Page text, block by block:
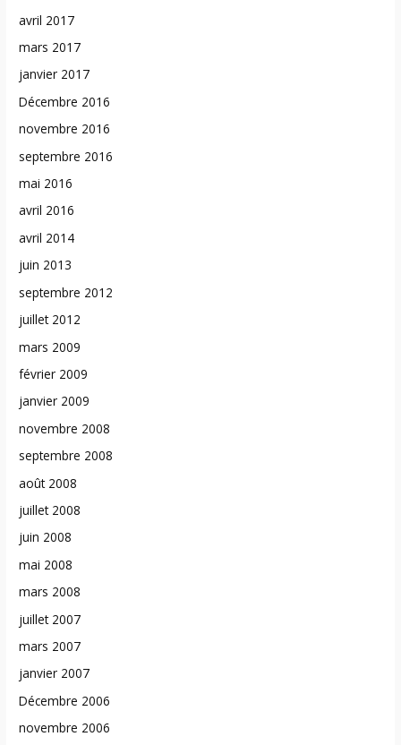
avril 2017
mars 2017
janvier 2017
Décembre 2016
novembre 2016
septembre 2016
mai 2016
avril 2016
avril 2014
juin 2013
septembre 2012
juillet 2012
mars 2009
février 2009
janvier 2009
novembre 2008
septembre 2008
août 2008
juillet 2008
juin 2008
mai 2008
mars 2008
juillet 2007
mars 2007
janvier 2007
Décembre 2006
novembre 2006